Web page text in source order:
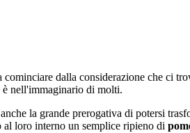
dalla considerazione che ci
è nell'immaginario di molti.
la grande prerogativa di potersi
al loro interno un semplice ripieno di